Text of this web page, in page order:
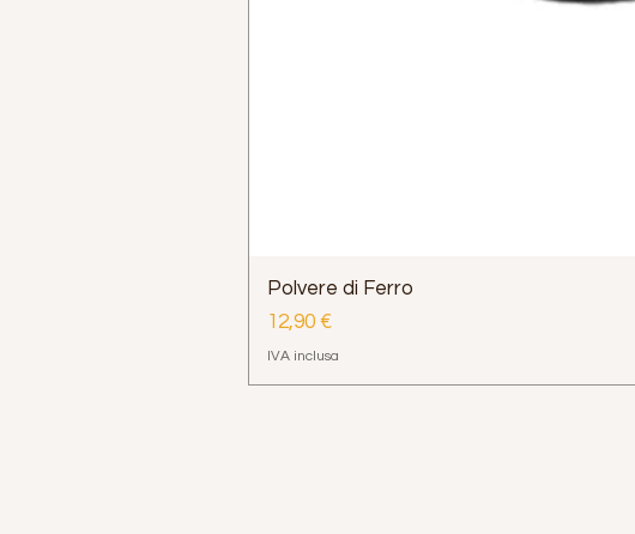
Polvere di Ferro
Prezzo
12,90 €
IVA inclusa